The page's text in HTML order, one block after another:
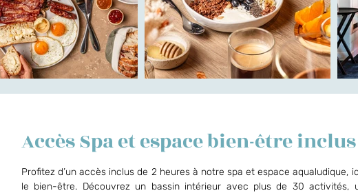
Accès Spa et espace bien-être inclus
Profitez d’un accès inclus de 2 heures à notre spa et espace aqualudique,
le bien-être. Découvrez un bassin intérieur avec plus de 30 activités,